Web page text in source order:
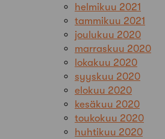
helmikuu 2021
tammikuu 2021
joulukuu 2020
marraskuu 2020
lokakuu 2020
syyskuu 2020
elokuu 2020
kesäkuu 2020
toukokuu 2020
huhtikuu 2020